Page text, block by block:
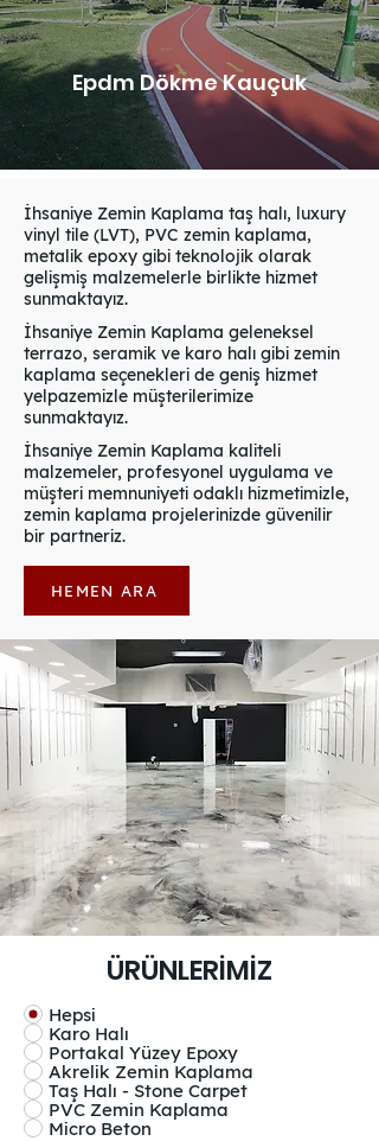
Epdm Dökme Kauçuk
İhsaniye Zemin Kaplama taş halı, luxury
vinyl tile (LVT), PVC zemin kaplama,
metalik epoxy gibi teknolojik olarak
gelişmiş malzemelerle birlikte hizmet
sunmaktayız.
İhsaniye Zemin Kaplama geleneksel
terrazo, seramik ve karo halı gibi zemin
kaplama seçenekleri de geniş hizmet
yelpazemizle müşterilerimize
sunmaktayız.
İhsaniye Zemin Kaplama kaliteli
malzemeler, profesyonel uygulama ve
müşteri memnuniyeti odaklı hizmetimizle,
zemin kaplama projelerinizde güvenilir
bir partneriz.
HEMEN ARA
ÜRÜNLERİMİZ
Hepsi
Karo Halı
Portakal Yüzey Epoxy
Akrelik Zemin Kaplama
Taş Halı - Stone Carpet
PVC Zemin Kaplama
Micro Beton